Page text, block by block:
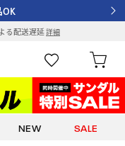
る配送遅延詳細
NEW SALE